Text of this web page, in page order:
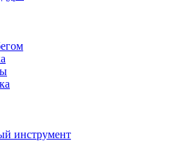
инструмент